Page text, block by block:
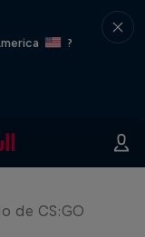
?
Early
de CS:GO